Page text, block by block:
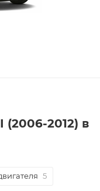
(2006-2012) в
5